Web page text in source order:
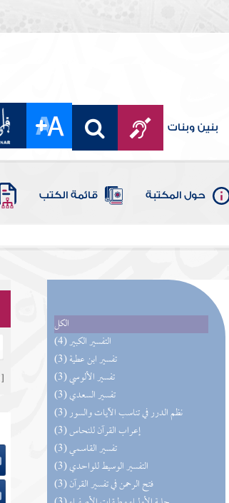
بنين وبنات
حول المكتبة قائمة الكتب
الكل
(4) التفسير الكبير
(3) تفسير ابن عطية
(3) تفسير الألوسي
(3) تفسير السعدي
(3) نظم الدرر في تناسب الآيات والسور
(3) إعراب القرآن للنحاس
(3) تفسير القاسمي
(3) التفسير الوسيط للواحدي
(3) فتح الرحمن في تفسير القرآن